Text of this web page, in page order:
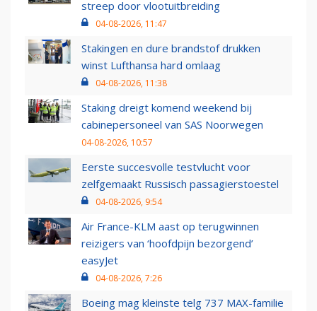
streep door vlootuitbreiding
04-08-2026, 11:47
Stakingen en dure brandstof drukken
winst Lufthansa hard omlaag
04-08-2026, 11:38
Staking dreigt komend weekend bij
cabinepersoneel van SAS Noorwegen
04-08-2026, 10:57
Eerste succesvolle testvlucht voor
zelfgemaakt Russisch passagierstoestel
04-08-2026, 9:54
Air France-KLM aast op terugwinnen
reizigers van ‘hoofdpijn bezorgend’
easyJet
04-08-2026, 7:26
Boeing mag kleinste telg 737 MAX-familie